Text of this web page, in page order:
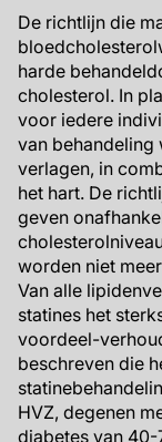
De richtlijn die
harde
cholesterol. In
voor iedere
van
verlagen, in
het hart. De
geven
worden niet
Van alle
statines het
voordeel-
beschreven die
HVZ, degenen
diabetes van